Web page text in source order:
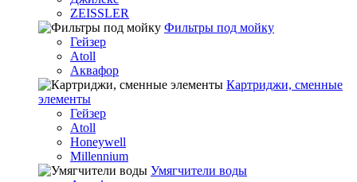
ZEISSLER
Фильтры под мойку
Гейзер
Atoll
Аквафор
Картриджи, сменные
элементы
Гейзер
Atoll
Honeywell
Millennium
Умягчители воды